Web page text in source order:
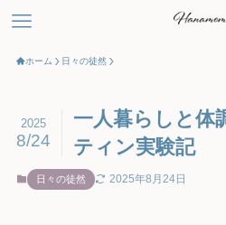
ホーム 日々の徒然
一人暮らしと体
ティン実験記
2025
8/24
日々の徒然 2025年8月24日